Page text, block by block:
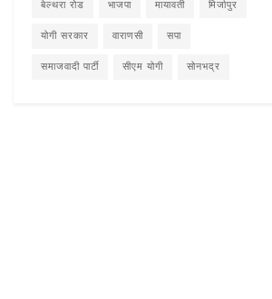
बेल्थरा रोड भाजपा मायावती मिर्जापुर
योगी सरकार वाराणसी सपा
समाजवादी पार्टी सीएम योगी सोनभद्र